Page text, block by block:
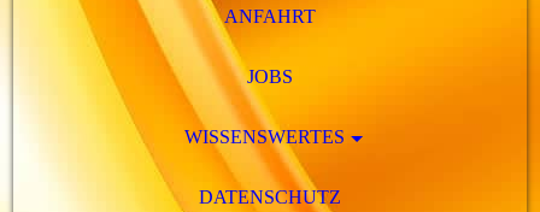
ANFAHRT
JOBS
WISSENSWERTES
DATENSCHUTZ